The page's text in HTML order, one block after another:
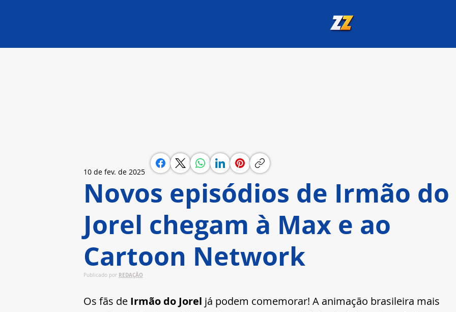
Novos episódios de Irmão do
Jorel chegam à Max e ao
Cartoon Network
10 de fev. de 2025
Publicado por REDAÇÃO
Os fãs de Irmão do Jorel já podem comemorar! A animação brasileira mais